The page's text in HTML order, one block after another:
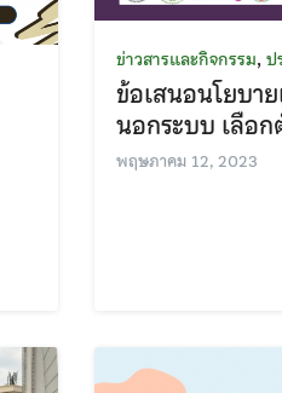
ข่าวสารและกิจกรรม, ป
ข้อเสนอนโยบา
นอกระบบ เลือ
พฤษภาคม 12, 2023